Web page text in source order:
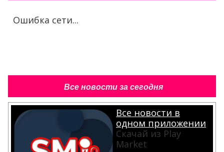
Ошибка сети...
Все новости за сегодня
Все новости в
одном приложении
Скачай из Play
Market